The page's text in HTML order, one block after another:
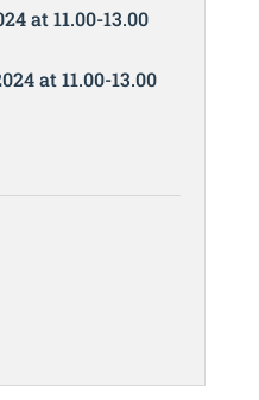
at 11.00-13.00
at 11.00-13.00